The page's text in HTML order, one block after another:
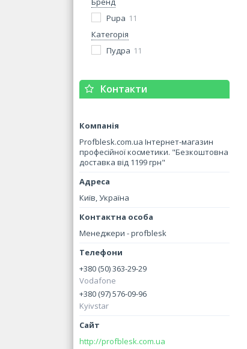
Pupa 11
Категорія
Пудра 11
Контакти
Profblesk.com.ua Інтернет-магазин
професійної косметики. "Безкоштовна
доставка від 1199 грн"
Київ, Україна
Менеджери - profblesk
+380 (50) 363-29-29
Vodafone
+380 (97) 576-09-96
Kyivstar
http://profblesk.com.ua